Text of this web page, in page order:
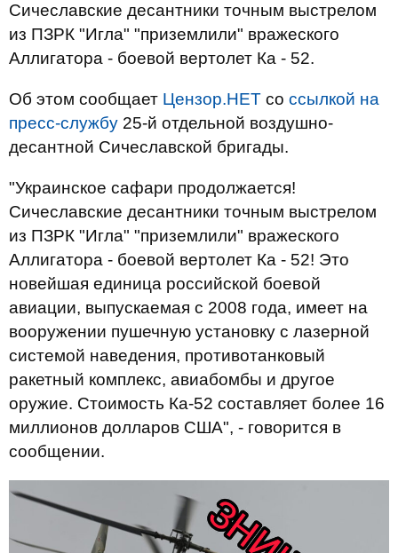
Сичеславские десантники точным выстрелом
из ПЗРК "Игла" "приземлили" вражеского
Аллигатора - боевой вертолет Ка - 52.
Об этом сообщает Цензор.НЕТ со ссылкой на
пресс-службу 25-й отдельной воздушно-
десантной Сичеславской бригады.
"Украинское сафари продолжается!
Сичеславские десантники точным выстрелом
из ПЗРК "Игла" "приземлили" вражеского
Аллигатора - боевой вертолет Ка - 52! Это
новейшая единица российской боевой
авиации, выпускаемая с 2008 года, имеет на
вооружении пушечную установку с лазерной
системой наведения, противотанковый
ракетный комплекс, авиабомбы и другое
оружие. Стоимость Ка-52 составляет более 16
миллионов долларов США", - говорится в
сообщении.